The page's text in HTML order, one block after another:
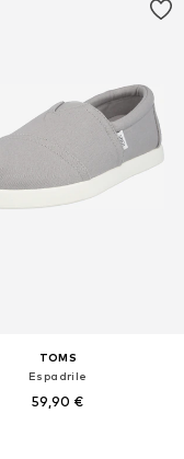
TOMS
Espadrile
59,90 €